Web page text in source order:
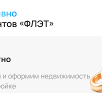
«ФЛЭТ»
и оформим недвижимость